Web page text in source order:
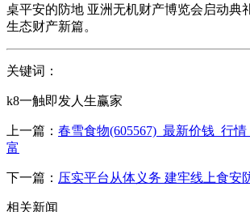
桌平安的防地 亚洲无机财产博览会启动典
生态财产新篇。
关键词：
k8一触即发人生赢家
上一篇： 春雪食物(605567)_最新价钱_行
富
下一篇： 压实平台从体义务 建牢线上食
相关新闻